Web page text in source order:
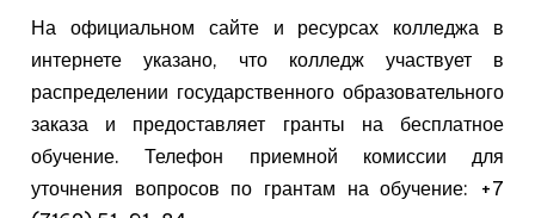
На официальном сайте и ресурсах колледжа в
интернете указано, что колледж участвует в
распределении государственного образовательного
заказа и предоставляет гранты на бесплатное
обучение. Телефон приемной комиссии для
уточнения вопросов по грантам на обучение: +7